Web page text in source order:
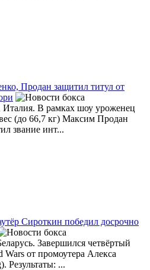
Продан защитил титул от
В рамках шоу уроженец
(до 66,7 кг) Максим Продан
звание инт...
Сироткин победил досрочно
Завершился четвёртый
от промоутера Алекса
Результаты: ...